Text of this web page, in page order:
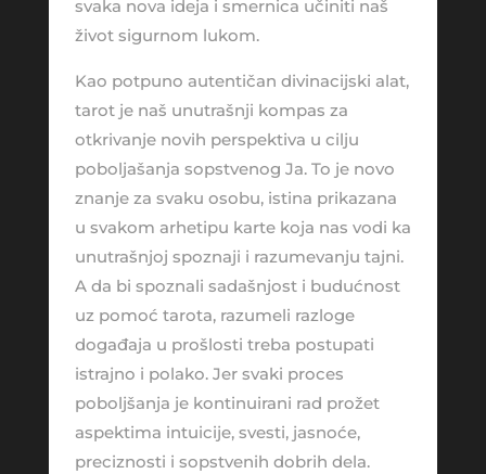
svaka nova ideja i smernica učiniti naš
život sigurnom lukom.
Kao potpuno autentičan divinacijski alat,
tarot je naš unutrašnji kompas za
otkrivanje novih perspektiva u cilju
poboljašanja sopstvenog Ja. To je novo
znanje za svaku osobu, istina prikazana
u svakom arhetipu karte koja nas vodi ka
unutrašnjoj spoznaji i razumevanju tajni.
A da bi spoznali sadašnjost i budućnost
uz pomoć tarota, razumeli razloge
događaja u prošlosti treba postupati
istrajno i polako. Jer svaki proces
poboljšanja je kontinuirani rad prožet
aspektima intuicije, svesti, jasnoće,
preciznosti i sopstvenih dobrih dela.